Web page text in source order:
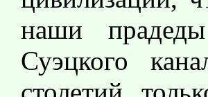
наши
Суэцкого